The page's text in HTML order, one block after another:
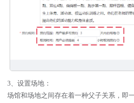
3、设置场地：
场馆和场地之间存在着一种父子关系，即